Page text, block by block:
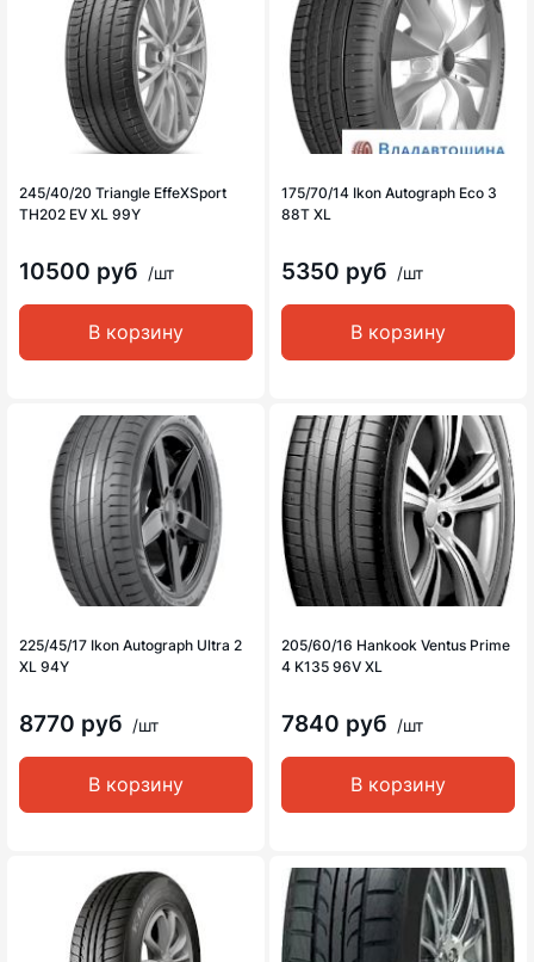
245/40/20 Triangle EffeXSport
TH202 EV XL 99Y
10500 руб /шт
В корзину
175/70/14 Ikon Autograph Eco 3
88T XL
5350 руб /шт
В корзину
225/45/17 Ikon Autograph Ultra 2
XL 94Y
8770 руб /шт
В корзину
205/60/16 Hankook Ventus Prime
4 K135 96V XL
7840 руб /шт
В корзину